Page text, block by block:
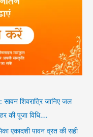
शिवरात्रि जानिए जल
की पूजा विधि….
एकादशी पावन व्रत की सही